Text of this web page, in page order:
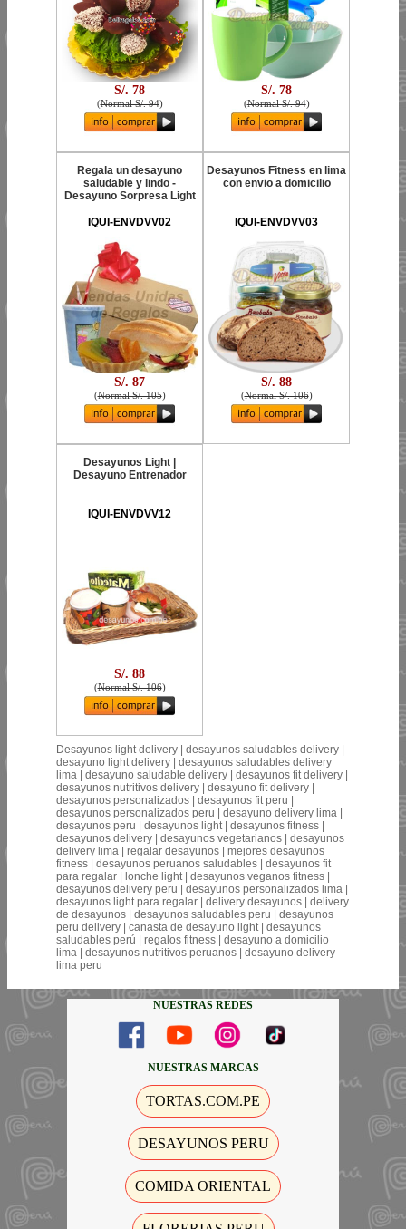
S/. 78
(Normal S/. 94)
S/. 78
(Normal S/. 94)
Regala un desayuno
saludable y lindo -
Desayuno Sorpresa Light
IQUI-ENVDVV02
S/. 87
(Normal S/. 105)
Desayunos Fitness en lima
con envio a domicilio
IQUI-ENVDVV03
S/. 88
(Normal S/. 106)
Desayunos Light |
Desayuno Entrenador
IQUI-ENVDVV12
S/. 88
(Normal S/. 106)
Desayunos light delivery | desayunos saludables delivery |
desayuno light delivery | desayunos saludables delivery
lima | desayuno saludable delivery | desayunos fit delivery |
desayunos nutritivos delivery | desayuno fit delivery |
desayunos personalizados | desayunos fit peru |
desayunos personalizados peru | desayuno delivery lima |
desayunos peru | desayunos light | desayunos fitness |
desayunos delivery | desayunos vegetarianos | desayunos
delivery lima | regalar desayunos | mejores desayunos
fitness | desayunos peruanos saludables | desayunos fit
para regalar | lonche light | desayunos veganos fitness |
desayunos delivery peru | desayunos personalizados lima |
desayunos light para regalar | delivery desayunos | delivery
de desayunos | desayunos saludables peru | desayunos
peru delivery | canasta de desayuno light | desayunos
saludables perú | regalos fitness | desayuno a domicilio
lima | desayunos nutritivos peruanos | desayuno delivery
lima peru
NUESTRAS REDES
NUESTRAS MARCAS
TORTAS.COM.PE
DESAYUNOS PERU
COMIDA ORIENTAL